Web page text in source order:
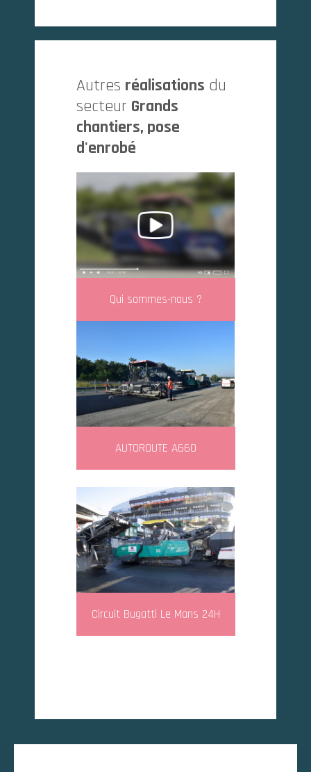
Autres réalisations du
secteur Grands
chantiers, pose
d'enrobé
Qui sommes-nous ?
AUTOROUTE A660
Circuit Bugatti Le Mans 24H